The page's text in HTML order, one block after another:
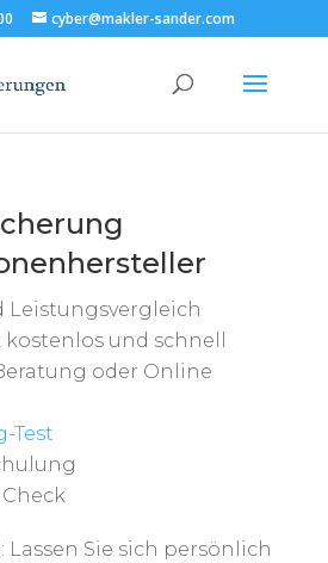
cyber@makler-sander.com
Leistungsvergleich
und schnell
oder Online
Test
Lassen Sie sich persönlich